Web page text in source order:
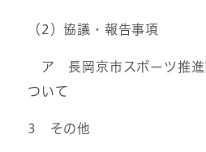
（2）協議・報告事項
ア 長岡京市スポーツ推進
ついて
3 その他